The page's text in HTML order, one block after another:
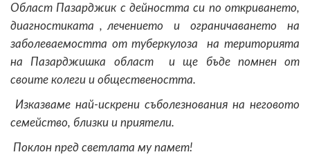
Област Пазарджик с дейността си по откриването,
диагностиката , лечението и ограничаването на
заболеваемостта от туберкулоза на територията
на Пазарджишка област и ще бъде помнен от
своите колеги и обществеността.
Изказваме най-искрени съболезнования на неговото
семейство, близки и приятели.
Поклон пред светлата му памет!